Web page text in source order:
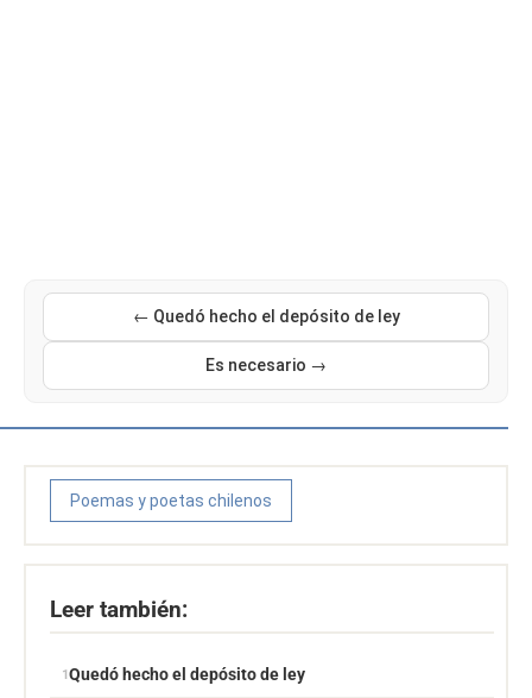
← Quedó hecho el depósito de ley
Es necesario →
Poemas y poetas chilenos
Leer también:
Quedó hecho el depósito de ley